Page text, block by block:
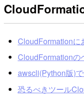
CloudFormationに
CloudFormationの
awscli(Python版)
恐るべきツール